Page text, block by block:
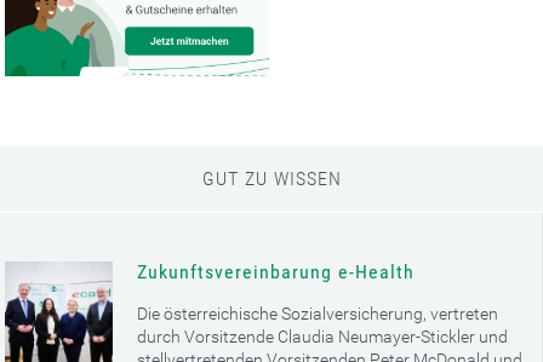
GUT ZU WISSEN
Zukunftsvereinbarung e-Health
Die österreichische Sozialversicherung, vertreten
durch Vorsitzende Claudia Neumayer-Stickler und